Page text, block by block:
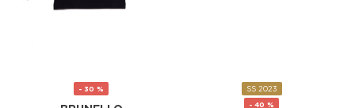
- 30 % SS 2023
- 40 %